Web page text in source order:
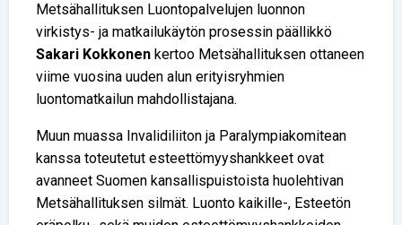
Metsähallituksen Luontopalvelujen luonnon
virkistys- ja matkailukäytön prosessin päällikkö
Sakari Kokkonen kertoo Metsähallituksen ottaneen
viime vuosina uuden alun erityisryhmien
luontomatkailun mahdollistajana.
Muun muassa Invalidiliiton ja Paralympiakomitean
kanssa toteutetut esteettömyyshankkeet ovat
avanneet Suomen kansallispuistoista huolehtivan
Metsähallituksen silmät. Luonto kaikille-, Esteetön